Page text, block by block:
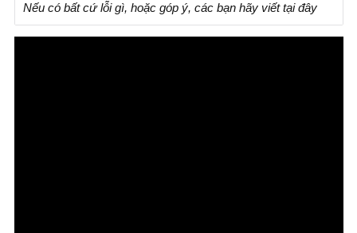
Nếu có bất cứ lỗi gì, hoặc góp ý, các bạn hãy viết tại đây